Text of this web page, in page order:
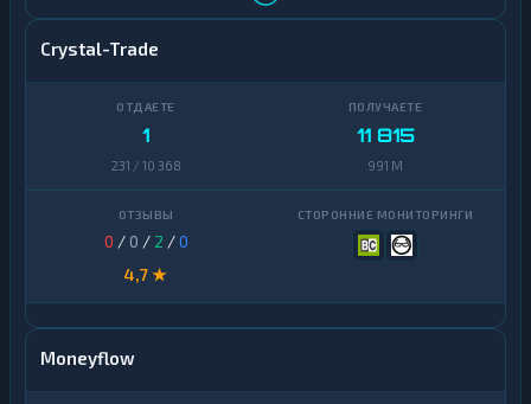
Crystal-Trade
1
231 / 10 368
11 815
991 M
0 / 0 / 2 /0
4,7 ★
Moneyflow